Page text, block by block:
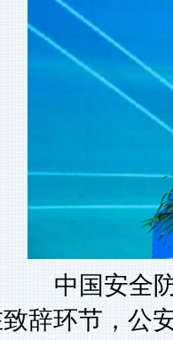
中国安全防
环节，公安